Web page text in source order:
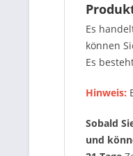
Es
können
Es
Hinweis:
Sobald
und